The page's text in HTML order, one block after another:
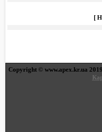
[
Copyright © www.apex.kr.ua